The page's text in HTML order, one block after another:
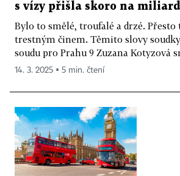
s vízy přišla skoro na
Bylo to smělé, troufalé a drzé. Přesto
trestným činem. Těmito slovy
soudu pro Prahu 9 Zuzana Kotyzová
14. 3. 2025 ▪ 5 min. čtení